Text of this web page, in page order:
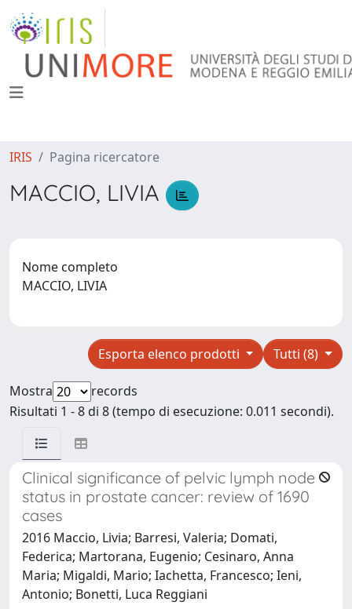
IRIS Pagina ricercatore
MACCIO, LIVIA
Nome completo
MACCIO, LIVIA
Tutti (8)
Esporta elenco prodotti
Mostra
records
Risultati 1 - 8 di 8 (tempo di esecuzione: 0.011 secondi).
Clinical significance of pelvic lymph node
status in prostate cancer: review of 1690
cases
2016 Maccio, Livia; Barresi, Valeria; Domati,
Federica; Martorana, Eugenio; Cesinaro, Anna
Maria; Migaldi, Mario; Iachetta, Francesco; Ieni,
Antonio; Bonetti, Luca Reggiani